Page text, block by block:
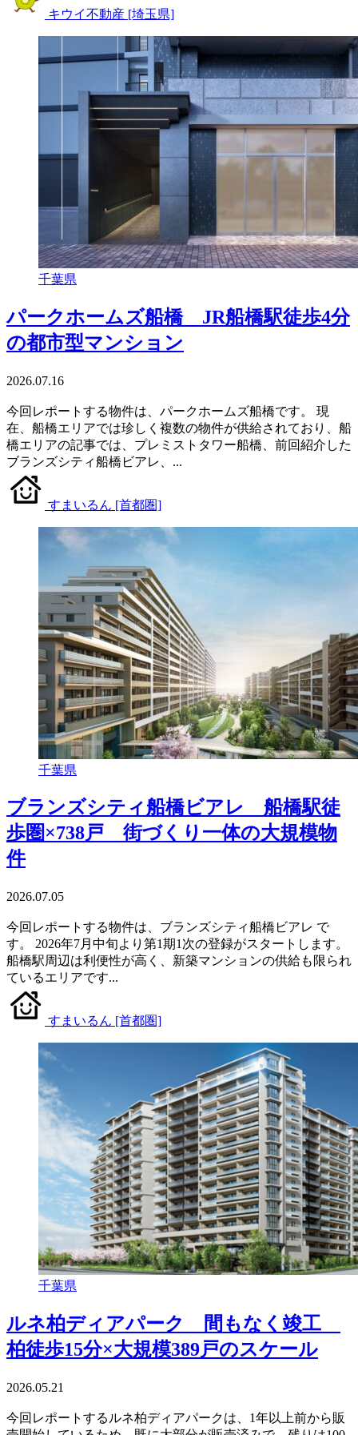
キウイ不動産 [埼玉県]
千葉県
パークホームズ船橋 JR船橋駅徒歩4分
の都市型マンション
2026.07.16
今回レポートする物件は、パークホームズ船橋です。 現
在、船橋エリアでは珍しく複数の物件が供給されており、船
橋エリアの記事では、プレミストタワー船橋、前回紹介した
ブランズシティ船橋ビアレ、...
すまいるん [首都圏]
千葉県
ブランズシティ船橋ビアレ 船橋駅徒
歩圏×738戸 街づくり一体の大規模物
件
2026.07.05
今回レポートする物件は、ブランズシティ船橋ビアレ で
す。 2026年7月中旬より第1期1次の登録がスタートします。
船橋駅周辺は利便性が高く、新築マンションの供給も限られ
ているエリアです...
すまいるん [首都圏]
千葉県
ルネ柏ディアパーク 間もなく竣工
柏徒歩15分×大規模389戸のスケール
2026.05.21
今回レポートするルネ柏ディアパークは、1年以上前から販